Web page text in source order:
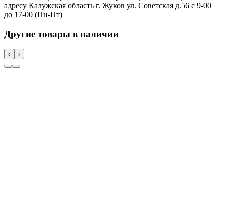
адресу Калужская область г. Жуков ул. Советская д.56 с 9-00
до 17-00 (Пн-Пт)
Другие товары в наличии
‹ ›